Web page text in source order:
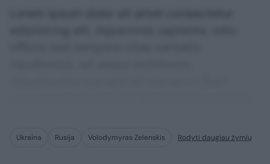
Ukraina Rusija Volodymyras Zelenskis Rodyti daugiau žymių